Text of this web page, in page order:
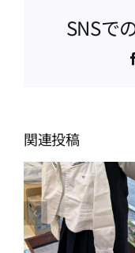
SNSで
関連投稿